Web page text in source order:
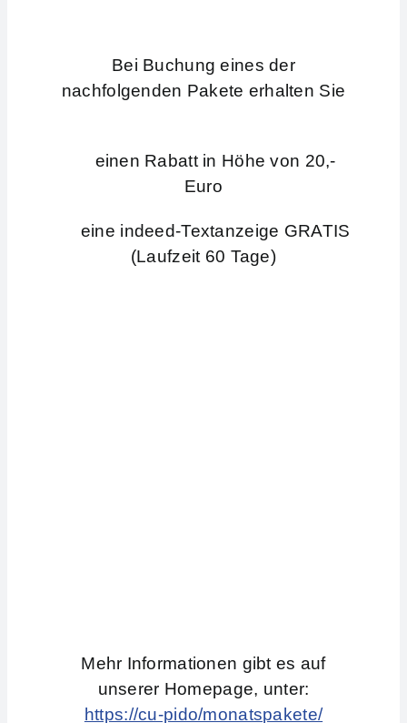
Bei Buchung eines der
nachfolgenden Pakete erhalten Sie
einen Rabatt in Höhe von 20,-
Euro
eine indeed-Textanzeige GRATIS
(Laufzeit 60 Tage)
Mehr Informationen gibt es auf
unserer Homepage, unter:
https://cu-pido/monatspakete/